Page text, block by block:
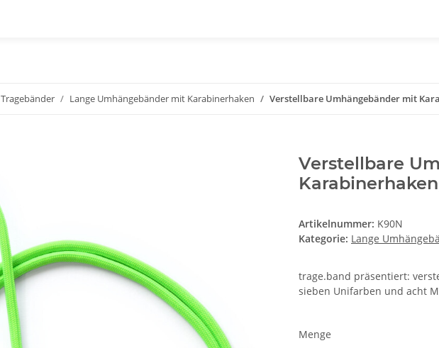
Tragebänder Lange Umhängebänder mit Karabinerhaken Verstellbare Umhängebänder mit
Verstellbare
Artikelnummer: K90N
Kategorie: Lange
trage.band präsentiert:
sieben Unifarben und acht
Menge